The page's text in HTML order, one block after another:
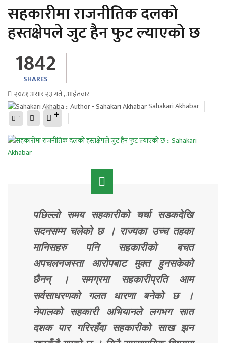
सहकारीमा राजनीतिक दलको
हस्तक्षेपले जुट हैन फुट ल्याएको छ
1842
SHARES
२०८१ असार २३ गते , आईतवार
Sahakari Akhabar
- +
पछिल्लो समय सहकारीको चर्चा सडकदेखि
सदनसम्म चलेको छ । राज्यका उच्च तहका
मानिसहरु पनि सहकारीको बचत
अपचलनजस्ता आरोपबाट मुक्त हुनसकेको
छैनन् । समग्रमा सहकारीप्रति आम
सर्वसाधरणको गलत धारणा बनेको छ ।
नेपालको सहकारी अभियानले लगभग सात
दशक पार गरिरहँदा सहकारीको साख झन